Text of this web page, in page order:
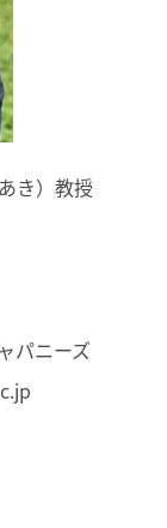
き）教授
パニーズ